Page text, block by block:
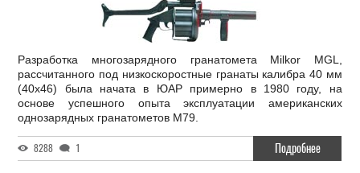
Разработка многозарядного гранатомета Milkor MGL,
рассчитанного под низкоскоростные гранаты калибра 40 мм
(40х46) была начата в ЮАР примерно в 1980 году, на
основе успешного опыта эксплуатации американских
однозарядных гранатометов М79.
8288 1 Подробнее